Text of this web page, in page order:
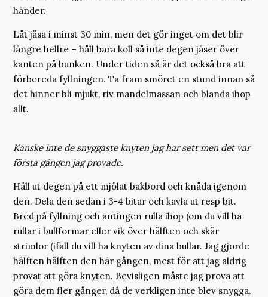
händer.
Låt jäsa i minst 30 min, men det gör inget om det blir
längre hellre – håll bara koll så inte degen jäser över
kanten på bunken. Under tiden så är det också bra att
förbereda fyllningen. Ta fram smöret en stund innan så
det hinner bli mjukt, riv mandelmassan och blanda ihop
allt.
Kanske inte de snyggaste knyten jag har sett men det var
första gången jag provade.
Häll ut degen på ett mjölat bakbord och knåda igenom
den. Dela den sedan i 3-4 bitar och kavla ut resp bit.
Bred på fyllning och antingen rulla ihop (om du vill ha
rullar i bullformar eller vik över hälften och skär
strimlor (ifall du vill ha knyten av dina bullar. Jag gjorde
hälften hälften den här gången, mest för att jag aldrig
provat att göra knyten. Bevisligen måste jag prova att
göra dem fler gånger, då de verkligen inte blev snygga.